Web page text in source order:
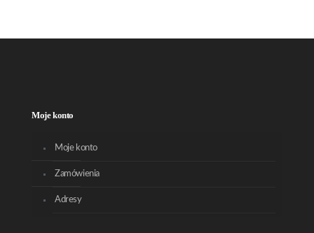
Moje konto
Moje konto
Zamówienia
Adresy